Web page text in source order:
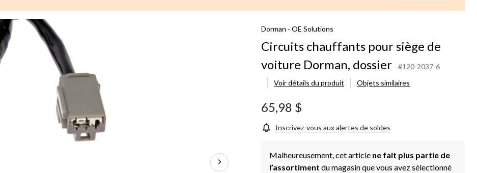
Dorman - OE Solutions
Circuits chauffants pour siège de
voiture Dorman, dossier
#120-2037-6
Voir détails du produit
Objets similaires
65,98 $
Inscrivez-vous aux alertes de soldes
Malheureusement, cet article ne fait plus partie de
l’assortiment du magasin que vous avez sélectionné